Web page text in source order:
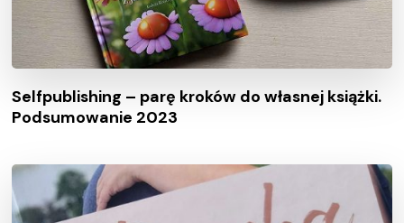
Selfpublishing – parę kroków do własnej książki.
Podsumowanie 2023